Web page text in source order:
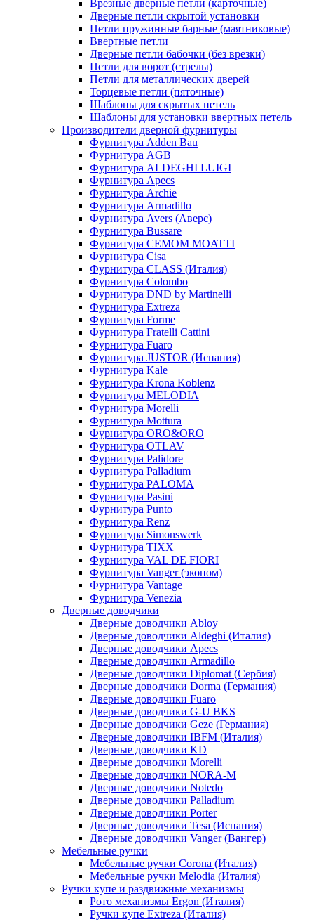
Врезные дверные петли (карточные)
Дверные петли скрытой установки
Петли пружинные барные (маятниковые)
Ввертные петли
Дверные петли бабочки (без врезки)
Петли для ворот (стрелы)
Петли для металлических дверей
Торцевые петли (пяточные)
Шаблоны для скрытых петель
Шаблоны для установки ввертных петель
Производители дверной фурнитуры
Фурнитура Adden Bau
Фурнитура AGB
Фурнитура ALDEGHI LUIGI
Фурнитура Apecs
Фурнитура Archie
Фурнитура Armadillo
Фурнитура Avers (Аверс)
Фурнитура Bussare
Фурнитура CEMOM MOATTI
Фурнитура Cisa
Фурнитура CLASS (Италия)
Фурнитура Colombo
Фурнитура DND by Martinelli
Фурнитура Extreza
Фурнитура Forme
Фурнитура Fratelli Cattini
Фурнитура Fuaro
Фурнитура JUSTOR (Испания)
Фурнитура Kale
Фурнитура Krona Koblenz
Фурнитура MELODIA
Фурнитура Morelli
Фурнитура Mottura
Фурнитура ORO&ORO
Фурнитура OTLAV
Фурнитура Palidore
Фурнитура Palladium
Фурнитура PALOMA
Фурнитура Pasini
Фурнитура Punto
Фурнитура Renz
Фурнитура Simonswerk
Фурнитура TIXX
Фурнитура VAL DE FIORI
Фурнитура Vanger (эконом)
Фурнитура Vantage
Фурнитура Venezia
Дверные доводчики
Дверные доводчики Abloy
Дверные доводчики Aldeghi (Италия)
Дверные доводчики Apecs
Дверные доводчики Armadillo
Дверные доводчики Diplomat (Сербия)
Дверные доводчики Dorma (Германия)
Дверные доводчики Fuaro
Дверные доводчики G-U BKS
Дверные доводчики Geze (Германия)
Дверные доводчики IBFM (Италия)
Дверные доводчики KD
Дверные доводчики Morelli
Дверные доводчики NORA-M
Дверные доводчики Notedo
Дверные доводчики Palladium
Дверные доводчики Porter
Дверные доводчики Tesa (Испания)
Дверные доводчики Vanger (Вангер)
Мебельные ручки
Мебельные ручки Corona (Италия)
Мебельные ручки Melodia (Италия)
Ручки купе и раздвижные механизмы
Рото механизмы Ergon (Италия)
Ручки купе Extreza (Италия)